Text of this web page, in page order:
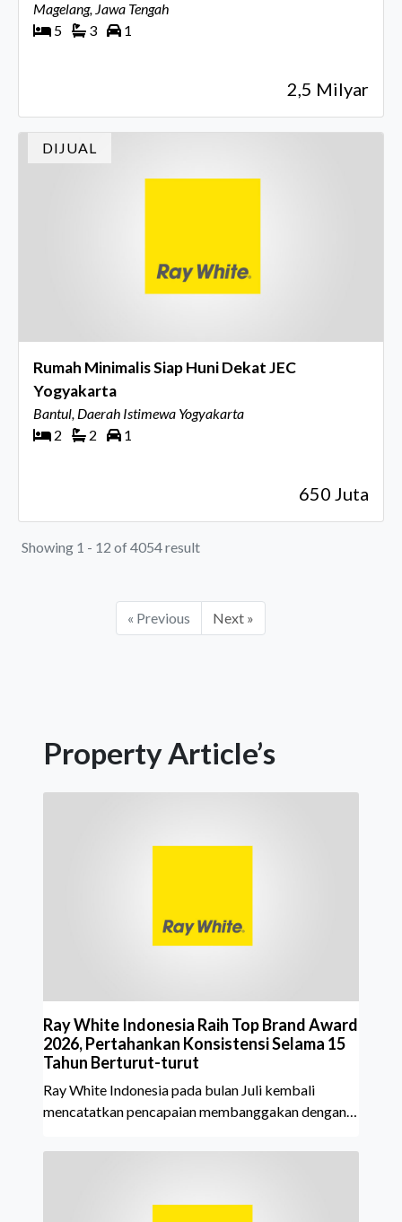
Magelang, Jawa Tengah
5
3 1
2,5 Milyar
DIJUAL
Rumah Minimalis Siap Huni Dekat JEC
Yogyakarta
Bantul, Daerah Istimewa Yogyakarta
2
2 1
650 Juta
Showing 1 - 12 of 4054 result
« Previous Next »
Property Article’s
Ray White Indonesia Raih Top Brand Award
2026, Pertahankan Konsistensi Selama 15
Tahun Berturut-turut
Ray White Indonesia pada bulan Juli kembali
mencatatkan pencapaian membanggakan dengan
Property Agent. Penghargaan ini menjadi semakin